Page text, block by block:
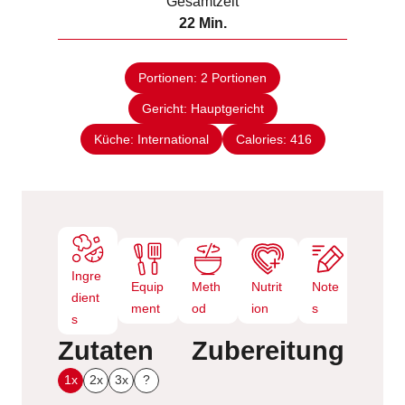
e
e
22M
i
n
u
t
n
Min.
Portionen: 2 Portionen
Gericht: Hauptgericht
Küche: International Calories: 416
Ingre
dient
s
Equip
ment
Meth
od
Nutrit
ion
Note
s
Zutaten
1x 2x 3x ?
Zubereitung